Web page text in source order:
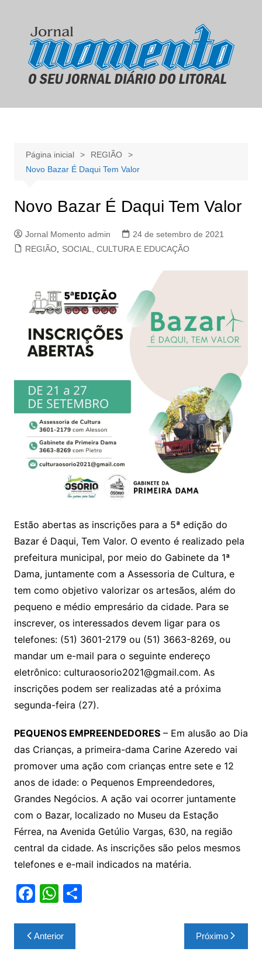
conteúdo
Página inicial
REGIÃO
Novo Bazar É Daqui Tem Valor
Novo Bazar É Daqui Tem Valor
Jornal Momento admin
24 de setembro de 2021
REGIÃO, SOCIAL, CULTURA E EDUCAÇÃO
Estão abertas as inscrições para a 5ª edição do
Bazar é Daqui, Tem Valor. O evento é realizado pela
prefeitura municipal, por meio do Gabinete da 1ª
Dama, juntamente com a Assessoria de Cultura, e
tem como objetivo valorizar os artesãos, além do
pequeno e médio empresário da cidade. Para se
inscrever, os interessados devem ligar para os
telefones: (51) 3601-2179 ou (51) 3663-8269, ou
mandar um e-mail para o seguinte endereço
eletrônico: culturaosorio2021@gmail.com. As
inscrições podem ser realizadas até a próxima
segunda-feira (27).
PEQUENOS EMPREENDEDORES– Em alusão ao Dia
das Crianças, a primeira-dama Carine Azeredo vai
promover uma ação com crianças entre sete e 12
anos de idade: o Pequenos Empreendedores,
Grandes Negócios. A ação vai ocorrer juntamente
com o Bazar, localizado no Museu da Estação
Férrea, na Avenida Getúlio Vargas, 630, na região
central da cidade. As inscrições são pelos mesmos
telefones e e-mail indicados na matéria.
F
c
e
W
at
s
S
Navegação
de
Anterior Próximo